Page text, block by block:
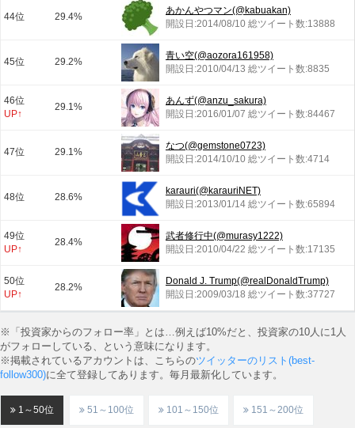
44位 29.4%
あかんやつマン(@kabuakan)
開設日:2014/08/10 総ツイート数:13888
45位 29.2%
青い空(@aozora161958)
開設日:2010/04/13 総ツイート数:8835
46位
UP↑
29.1%
あんず(@anzu_sakura)
開設日:2016/01/07 総ツイート数:84467
47位 29.1%
なつ(@gemstone0723)
開設日:2014/10/10 総ツイート数:4714
48位 28.6%
karauri(@karauriNET)
開設日:2013/01/14 総ツイート数:65894
49位
UP↑
28.4%
武者修行中(@murasy1222)
開設日:2010/04/22 総ツイート数:17135
50位
UP↑
28.2%
Donald J. Trump(@realDonaldTrump)
開設日:2009/03/18 総ツイート数:37727
※「投資家からのフォロー率」とは…例えば10%だと、投資家の10人に1人
がフォローしている、という意味になります。
※掲載されているアカウントは、こちらのツイッターのリスト(best-
follow300)に全て登録してあります。毎月最新化しています。
1～50位 51～100位 101～150位 151～200位